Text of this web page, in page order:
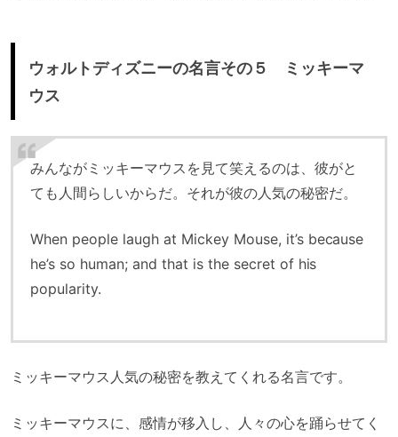
ウォルトディズニーの名言その５ ミッキーマ
ウス
みんながミッキーマウスを見て笑えるのは、彼がと
ても人間らしいからだ。それが彼の人気の秘密だ。
When people laugh at Mickey Mouse, it’s because
he’s so human; and that is the secret of his
popularity.
ミッキーマウス人気の秘密を教えてくれる名言です。
ミッキーマウスに、感情が移入し、人々の心を踊らせてく